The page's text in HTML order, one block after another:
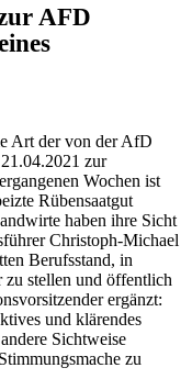
AFD
Art der von der AfD
zur
Wochen ist
Rübensaatgut
haben ihre Sicht
Christoph-Michael
Berufsstand, in
zu stellen und öffentlich
ergänzt:
und klärendes
Sichtweise
zu